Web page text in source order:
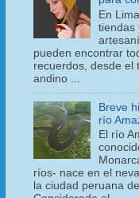
En
tiendas
pueden encontrar
recuerdos, desde el
andino ...
Breve
río
El río
ríos- nace en el
la ciudad peruana